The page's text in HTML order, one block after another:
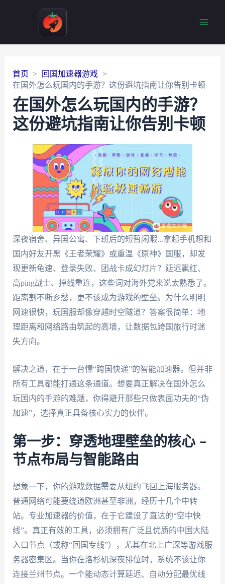
首页
回国加速器游戏
在国外怎么玩国内的手游？这份避坑指南让你告别卡顿
在国外怎么玩国内的手游？
这份避坑指南让你告别卡顿
深夜宿舍、异国公寓、下班后的短暂闲暇...拿起手机想和
国内好友开黑《王者荣耀》或重温《原神》国服，却发
现更新龟速、登录失败、团战卡成幻灯片？延迟飘红、
高ping战士、掉线重连，这些词对海外党来说太熟悉了。
距离割不断乡愁，更不该成为游戏的壁垒。为什么明明
网速很快，玩国服却像穿越时空隧道？答案很简单：地
理距离和网络路由筑起的高墙，让数据包跨国旅行时迷
失方向。
解决之道，在于一台懂“跨国快递”的智能加速器。但并非
所有工具都能打通这条通道。想要真正解决在国外怎么
玩国内的手游的难题，你得避开那些只做表面功夫的“伪
加速”，选择真正具备核心实力的伙伴。
第一步：穿透地理壁垒的核心 –
节点布局与智能路由
想象一下，你的游戏数据需要从纽约飞回上海服务器。
普通网络可能要绕道欧洲甚至非洲，经历十几个中转
站。专业加速器的价值，在于它建设了直达的“空中快
线”。真正有效的工具，必须拥有广泛且优质的中国大陆
入口节点（或称“回国专线”），尤其在北上广深等游戏服
务器密集区。当你在洛杉矶深夜排位时，系统不该让你
连接兰州节点。一个能动态计算延迟、自动分配最优线